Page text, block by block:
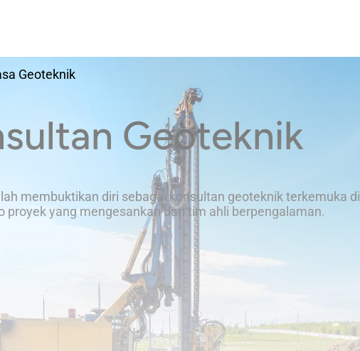
Geoteknik
Geoteknik
membuktikan diri sebagai konsultan geoteknik terkemuka di
proyek yang mengesankan dan tim ahli berpengalaman.